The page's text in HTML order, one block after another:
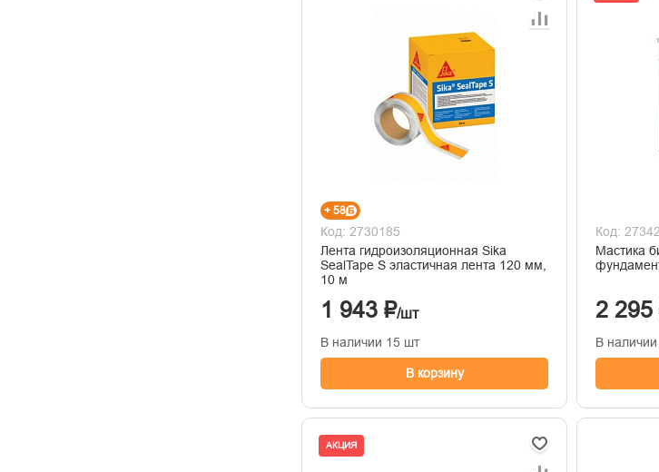
+ 58
Код: 2730185
Лента гидроизоляционная Sika
SealTape S эластичная лента 120 мм,
10 м
1 943 ₽/шт
В наличии 15 шт
В корзину
Код:
Мастика
2 295
В
АКЦИЯ